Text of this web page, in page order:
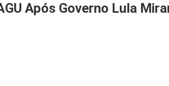
Após Governo Lula